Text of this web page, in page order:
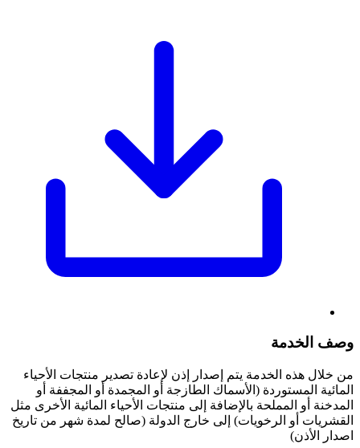
وصف الخدمة
من خلال هذه الخدمة يتم إصدار إذن لإعادة تصدير منتجات الأحياء
المائية المستوردة (الأسماك الطازجة أو المجمدة أو المجففة أو
المدخنة أو المملحة بالإضافة إلى منتجات الأحياء المائية الأخرى مثل
القشريات أو الرخويات) إلى خارج الدولة (صالح لمدة شهر من تاريخ
اصدار الأذن)